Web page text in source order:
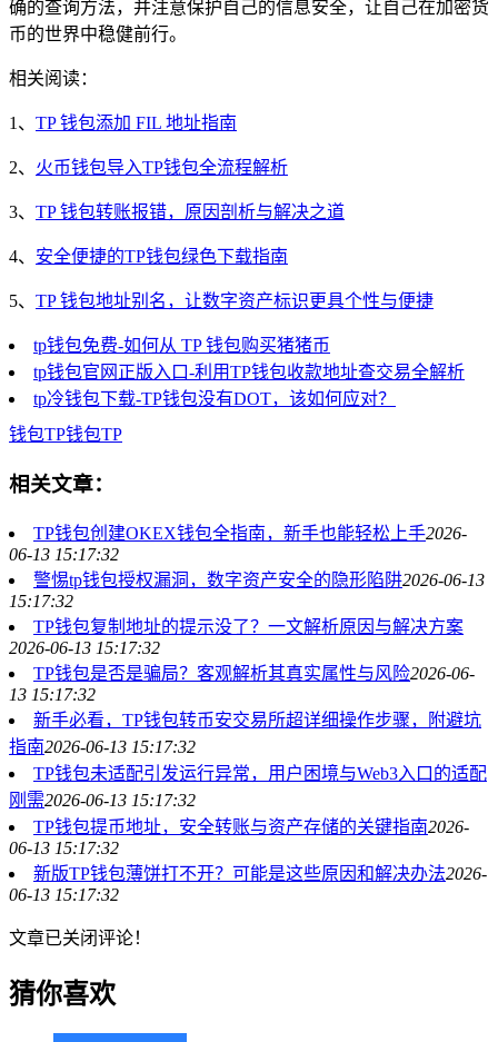
确的查询方法，并注意保护自己的信息安全，让自己在加密货
币的世界中稳健前行。
相关阅读：
1、 TP 钱包添加 FIL 地址指南
2、 火币钱包导入TP钱包全流程解析
3、 TP 钱包转账报错，原因剖析与解决之道
4、 安全便捷的TP钱包绿色下载指南
5、 TP 钱包地址别名，让数字资产标识更具个性与便捷
tp钱包免费-如何从 TP 钱包购买猪猪币
tp钱包官网正版入口-利用TP钱包收款地址查交易全解析
tp冷钱包下载-TP钱包没有DOT，该如何应对？
钱包TP钱包TP
相关文章：
TP钱包创建OKEX钱包全指南，新手也能轻松上手2026-
06-13 15:17:32
警惕tp钱包授权漏洞，数字资产安全的隐形陷阱2026-06-13
15:17:32
TP钱包复制地址的提示没了？一文解析原因与解决方案
2026-06-13 15:17:32
TP钱包是否是骗局？客观解析其真实属性与风险2026-06-
13 15:17:32
新手必看，TP钱包转币安交易所超详细操作步骤，附避坑
指南2026-06-13 15:17:32
TP钱包未适配引发运行异常，用户困境与Web3入口的适配
刚需2026-06-13 15:17:32
TP钱包提币地址，安全转账与资产存储的关键指南2026-
06-13 15:17:32
新版TP钱包薄饼打不开？可能是这些原因和解决办法2026-
06-13 15:17:32
文章已关闭评论！
猜你喜欢